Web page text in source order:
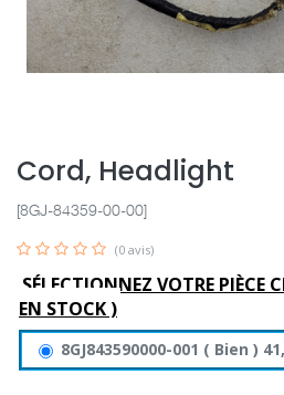
Cord, Headlight
[8GJ-84359-00-00]
(0 avis)
SÉLECTIONNEZ VOTRE PIÈCE
EN STOCK )
8GJ843590000-001 ( Bien )